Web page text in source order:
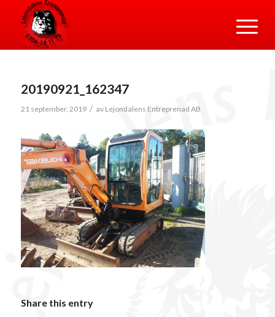
20190921_162347
21 september, 2019 / av Lejondalens Entreprenad AB
Share this entry